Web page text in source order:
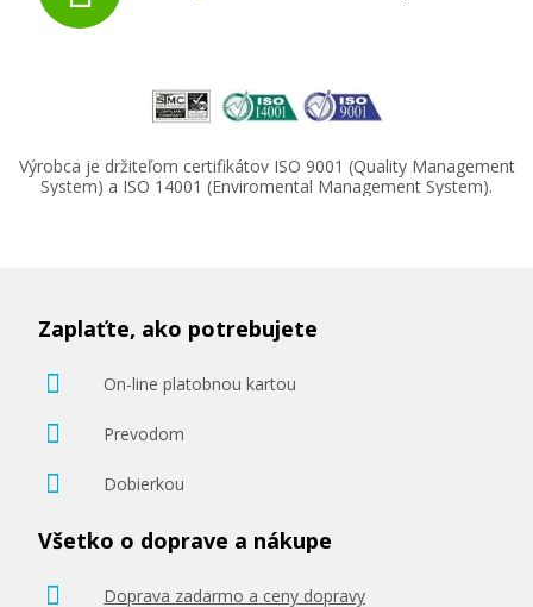
Výrobca je držiteľom certifikátov ISO 9001 (Quality Management
System) a ISO 14001 (Enviromental Management System).
Zaplaťte, ako potrebujete
On-line platobnou kartou
Prevodom
Dobierkou
Všetko o doprave a nákupe
Doprava zadarmo a ceny dopravy